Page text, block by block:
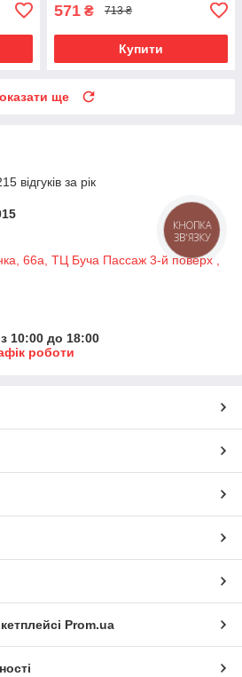
571 ₴ 713 ₴
Купити
ще
відгуків за рік
66а, ТЦ Буча Пассаж 3-й поверх ,
10:00 до 18:00
роботи
Prom.ua
КНОПКА
ЗВ'ЯЗКУ